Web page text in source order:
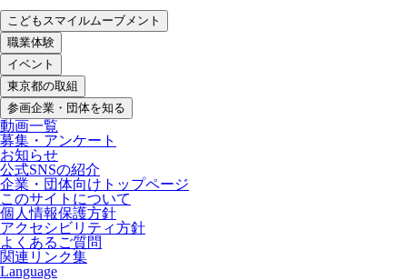
こどもスマイルムーブメント
職業体験
イベント
東京都の取組
参画企業・団体を知る
動画一覧
募集・アンケート
お知らせ
公式SNSの紹介
企業・団体向けトップページ
このサイトについて
個人情報保護方針
アクセシビリティ方針
よくあるご質問
関連リンク集
Language